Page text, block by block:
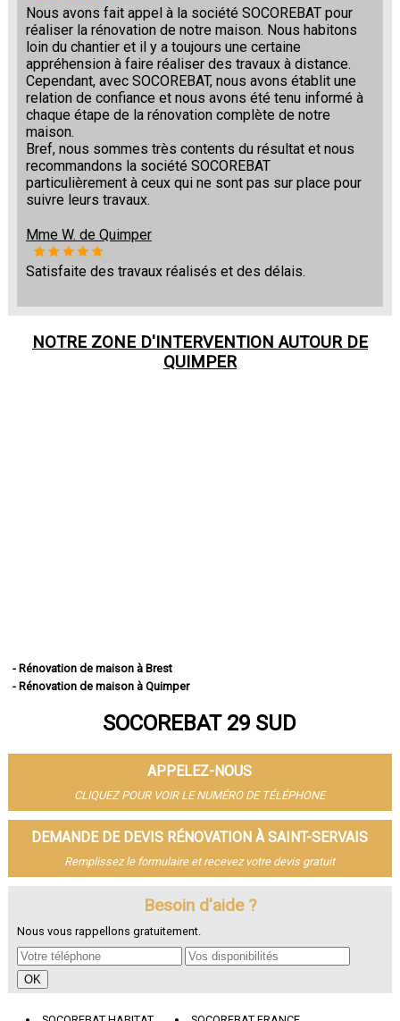
Nous avons fait appel à la société SOCOREBAT pour
réaliser la rénovation de notre maison. Nous habitons
loin du chantier et il y a toujours une certaine
appréhension à faire réaliser des travaux à distance.
Cependant, avec SOCOREBAT, nous avons établit une
relation de confiance et nous avons été tenu informé à
chaque étape de la rénovation complète de notre
maison.
Bref, nous sommes très contents du résultat et nous
recommandons la société SOCOREBAT
particulièrement à ceux qui ne sont pas sur place pour
suivre leurs travaux.
Mme W. de Quimper
Satisfaite des travaux réalisés et des délais.
NOTRE ZONE D'INTERVENTION AUTOUR DE
QUIMPER
- Rénovation de maison à Brest
- Rénovation de maison à Quimper
- Rénovation de maison à Morlaix
- Rénovation de maison à Landerneau
- Rénovation de maison à Guipavas
- Rénovation de maison à Plougastel-Daoulas
- Rénovation de maison à Plouzané
- Rénovation de maison à Quimperlé
- Rénovation de maison à Le Relecq-Kerhuon
- Rénovation de maison à Fouesnant
- Rénovation de maison à Pont-l'Abbé
- Rénovation de maison à Crozon
- Rénovation de maison à Ergué-Gabéric
- Rénovation de maison à Carhaix-Plouguer
- Rénovation de maison à Guilers
SOCOREBAT 29 SUD
APPELEZ-NOUS
CLIQUEZ POUR VOIR LE NUMÉRO DE TÉLÉPHONE
DEMANDE DE DEVIS RÉNOVATION À SAINT-SERVAIS
Remplissez le formulaire et recevez votre devis gratuit
Besoin d'aide ?
Nous vous rappellons gratuitement.